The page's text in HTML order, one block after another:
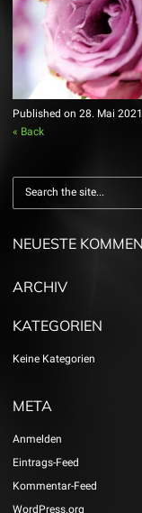
Published on 28. Mai 2021
« Back
NEUESTE
ARCHIV
KATEGORIEN
Keine Kategorien
META
Anmelden
Eintrags-Feed
Kommentar-Feed
WordPress.org